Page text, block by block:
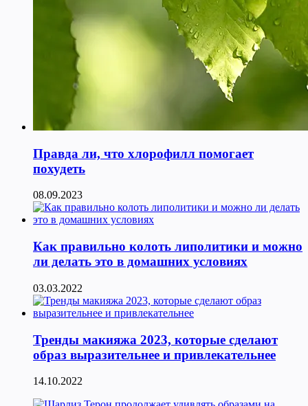
Правда ли, что хлорофилл помогает
похудеть
08.09.2023
Как правильно колоть липолитики и можно
ли делать это в домашних условиях
03.03.2022
Тренды макияжа 2023, которые сделают
образ выразительнее и привлекательнее
14.10.2022